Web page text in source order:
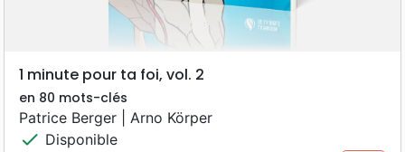
1 minute pour ta foi, vol. 2
en 80 mots-clés
Patrice Berger | Arno Körper
check Disponible